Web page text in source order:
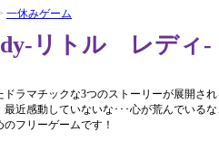
一休みゲーム
リトル レディ-
ラマチックな3つのストーリーが展開され
最近感動していないな･･･心が荒んでいる
フリーゲームです！